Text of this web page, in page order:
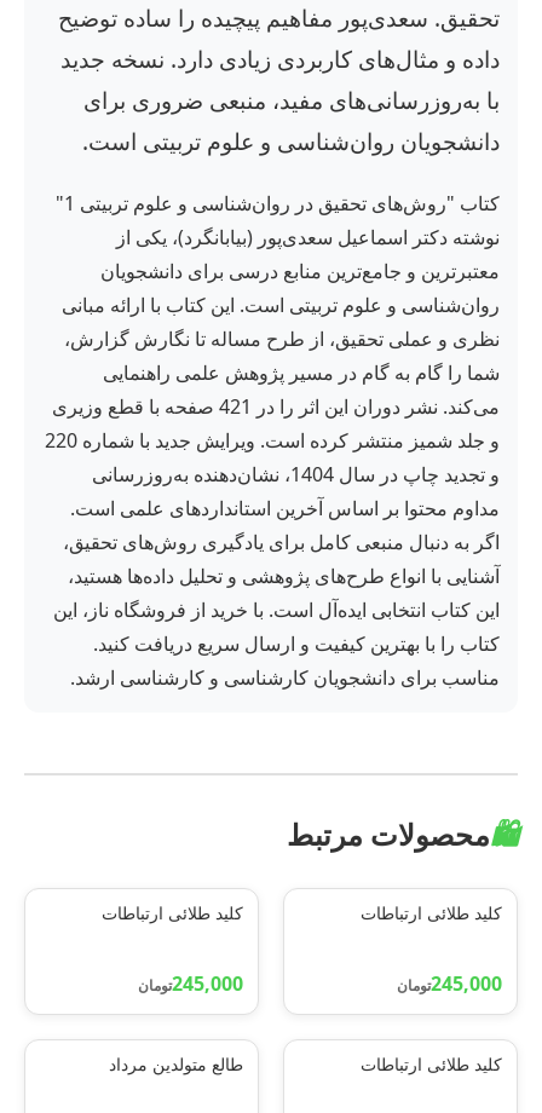
تحقیق. سعدی‌پور مفاهیم پیچیده را ساده توضیح
داده و مثال‌های کاربردی زیادی دارد. نسخه جدید
با به‌روزرسانی‌های مفید، منبعی ضروری برای
دانشجویان روان‌شناسی و علوم تربیتی است.
کتاب "روش‌های تحقیق در روان‌شناسی و علوم تربیتی 1"
نوشته دکتر اسماعیل سعدی‌پور (بیابانگرد)، یکی از
معتبرترین و جامع‌ترین منابع درسی برای دانشجویان
روان‌شناسی و علوم تربیتی است. این کتاب با ارائه مبانی
نظری و عملی تحقیق، از طرح مساله تا نگارش گزارش،
شما را گام به گام در مسیر پژوهش علمی راهنمایی
می‌کند. نشر دوران این اثر را در 421 صفحه با قطع وزیری
و جلد شمیز منتشر کرده است. ویرایش جدید با شماره 220
و تجدید چاپ در سال 1404، نشان‌دهنده به‌روزرسانی
مداوم محتوا بر اساس آخرین استانداردهای علمی است.
اگر به دنبال منبعی کامل برای یادگیری روش‌های تحقیق،
آشنایی با انواع طرح‌های پژوهشی و تحلیل داده‌ها هستید،
این کتاب انتخابی ایده‌آل است. با خرید از فروشگاه ناز، این
کتاب را با بهترین کیفیت و ارسال سریع دریافت کنید.
مناسب برای دانشجویان کارشناسی و کارشناسی ارشد.
🛍️محصولات مرتبط
کلید طلائی ارتباطات
245,000تومان
کلید طلائی ارتباطات
245,000تومان
کلید طلائی ارتباطات طالع متولدین مرداد